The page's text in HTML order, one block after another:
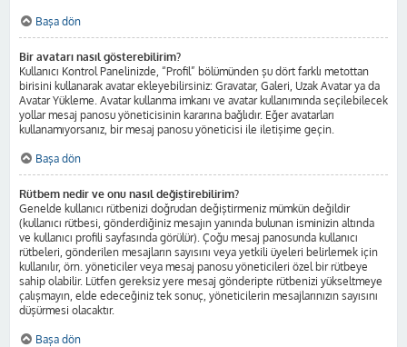
Başa dön
Bir avatarı nasıl gösterebilirim?
Kullanıcı Kontrol Panelinizde, “Profil” bölümünden şu dört farklı metottan
birisini kullanarak avatar ekleyebilirsiniz: Gravatar, Galeri, Uzak Avatar ya da
Avatar Yükleme. Avatar kullanma imkanı ve avatar kullanımında seçilebilecek
yollar mesaj panosu yöneticisinin kararına bağlıdır. Eğer avatarları
kullanamıyorsanız, bir mesaj panosu yöneticisi ile iletişime geçin.
Başa dön
Rütbem nedir ve onu nasıl değiştirebilirim?
Genelde kullanıcı rütbenizi doğrudan değiştirmeniz mümkün değildir
(kullanıcı rütbesi, gönderdiğiniz mesajın yanında bulunan isminizin altında
ve kullanıcı profili sayfasında görülür). Çoğu mesaj panosunda kullanıcı
rütbeleri, gönderilen mesajların sayısını veya yetkili üyeleri belirlemek için
kullanılır, örn. yöneticiler veya mesaj panosu yöneticileri özel bir rütbeye
sahip olabilir. Lütfen gereksiz yere mesaj gönderipte rütbenizi yükseltmeye
çalışmayın, elde edeceğiniz tek sonuç, yöneticilerin mesajlarınızın sayısını
düşürmesi olacaktır.
Başa dön